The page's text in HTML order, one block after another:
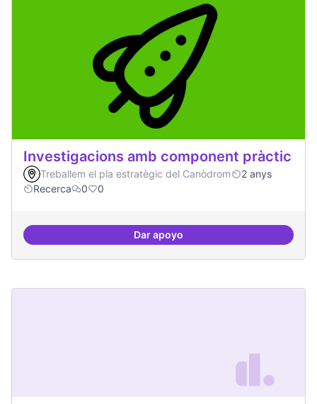
Investigacions amb component pràctic
Treballem el pla estratègic del Canòdrom
2 anys
Recerca
0 0
Dar apoyoInvestigacions amb component